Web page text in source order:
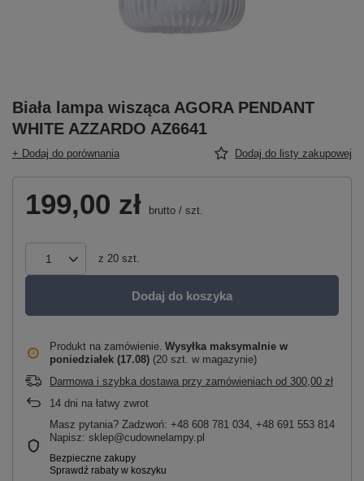
Biała lampa wisząca AGORA PENDANT
WHITE AZZARDO AZ6641
+ Dodaj do porównania Dodaj do listy zakupowej
199,00 zł brutto / szt.
z 20 szt.
Dodaj do koszyka
Produkt na zamówienie Wysyłka maksymalnie w
poniedziałek (17.08) (20 szt. w magazynie)
Darmowa i szybka dostawa przy zamówieniach od 300,00 zł
14 dni na łatwy zwrot
Masz pytania? Zadzwoń: +48 608 781 034, +48 691 553 814
Napisz: sklep@cudownelampy.pl